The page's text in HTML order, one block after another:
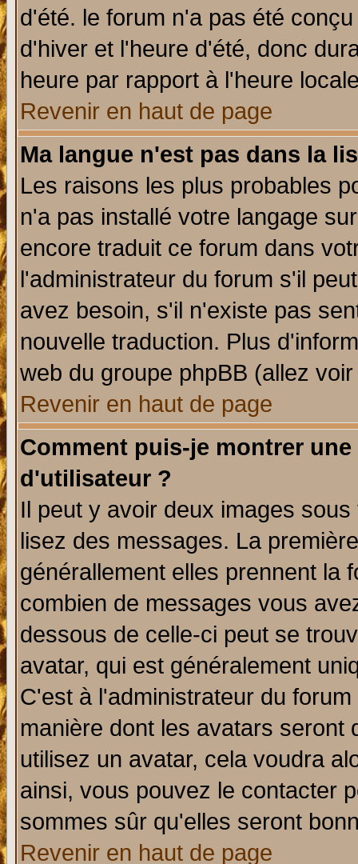
d'été. le forum n'a pas été
d'hiver et l'heure d'été, donc
heure par rapport à l'heure
Revenir en haut de page
Ma langue n'est pas dans la
Les raisons les plus probables
n'a pas installé votre langage
encore traduit ce forum dans
l'administrateur du forum s'il
avez besoin, s'il n'existe pas
nouvelle traduction. Plus
web du groupe phpBB (allez
Revenir en haut de page
Comment puis-je montrer
d'utilisateur ?
Il peut y avoir deux images
lisez des messages. La
générallement elles prennent la
combien de messages vous
dessous de celle-ci peut se
avatar, qui est généralement
C'est à l'administrateur du
manière dont les avatars seront
utilisez un avatar, cela voudra
ainsi, vous pouvez le contacter
sommes sûr qu'elles seront
Revenir en haut de page